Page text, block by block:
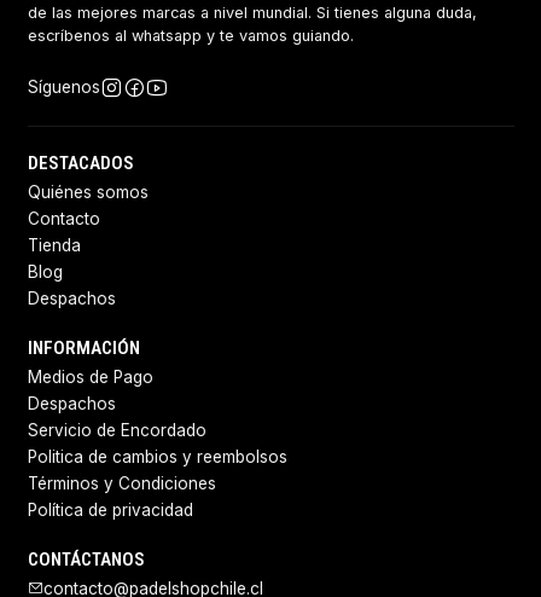
de las mejores marcas a nivel mundial. Si tienes alguna duda,
escríbenos al whatsapp y te vamos guiando.
Síguenos
DESTACADOS
Quiénes somos
Contacto
Tienda
Blog
Despachos
INFORMACIÓN
Medios de Pago
Despachos
Servicio de Encordado
Politica de cambios y reembolsos
Términos y Condiciones
Política de privacidad
CONTÁCTANOS
contacto@padelshopchile.cl